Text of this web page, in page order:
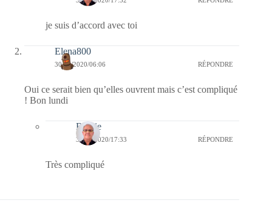
je suis d’accord avec toi
Elena800
30/11/2020/06:06 RÉPONDRE
Oui ce serait bien qu’elles ouvrent mais c’est compliqué
! Bon lundi
Bernie
30/11/2020/17:33 RÉPONDRE
Très compliqué